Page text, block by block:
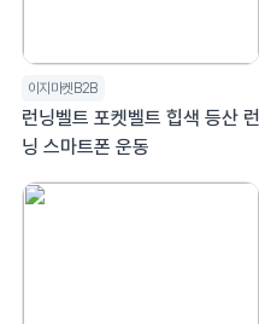
이지마켓B2B
런닝벨트 포켓벨트 힙색 등산 런
닝 스마트폰 운동